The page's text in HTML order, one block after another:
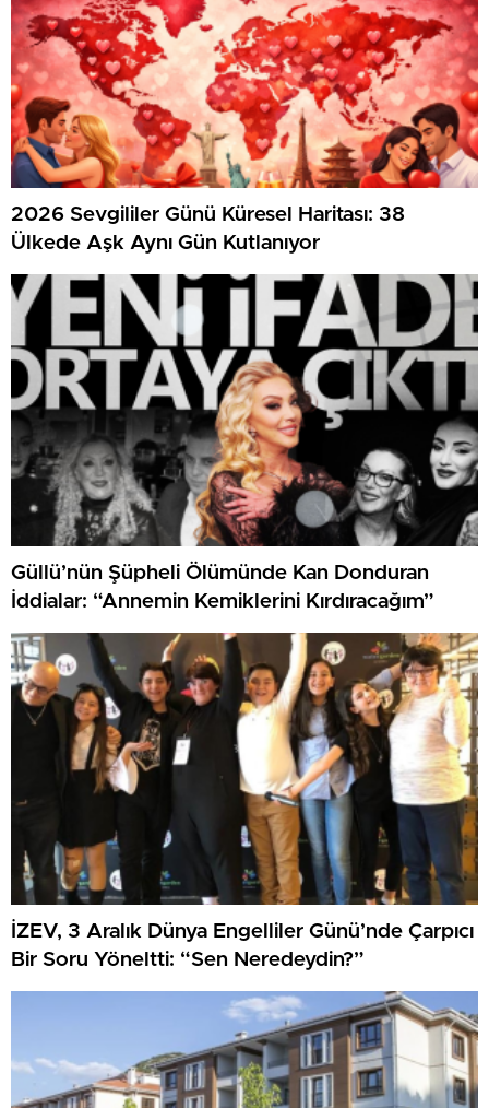
2026 Sevgililer Günü Küresel Haritası: 38
Ülkede Aşk Aynı Gün Kutlanıyor
Güllü’nün Şüpheli Ölümünde Kan Donduran
İddialar: “Annemin Kemiklerini Kırdıracağım”
İZEV, 3 Aralık Dünya Engelliler Günü’nde Çarpıcı
Bir Soru Yöneltti: “Sen Neredeydin?”